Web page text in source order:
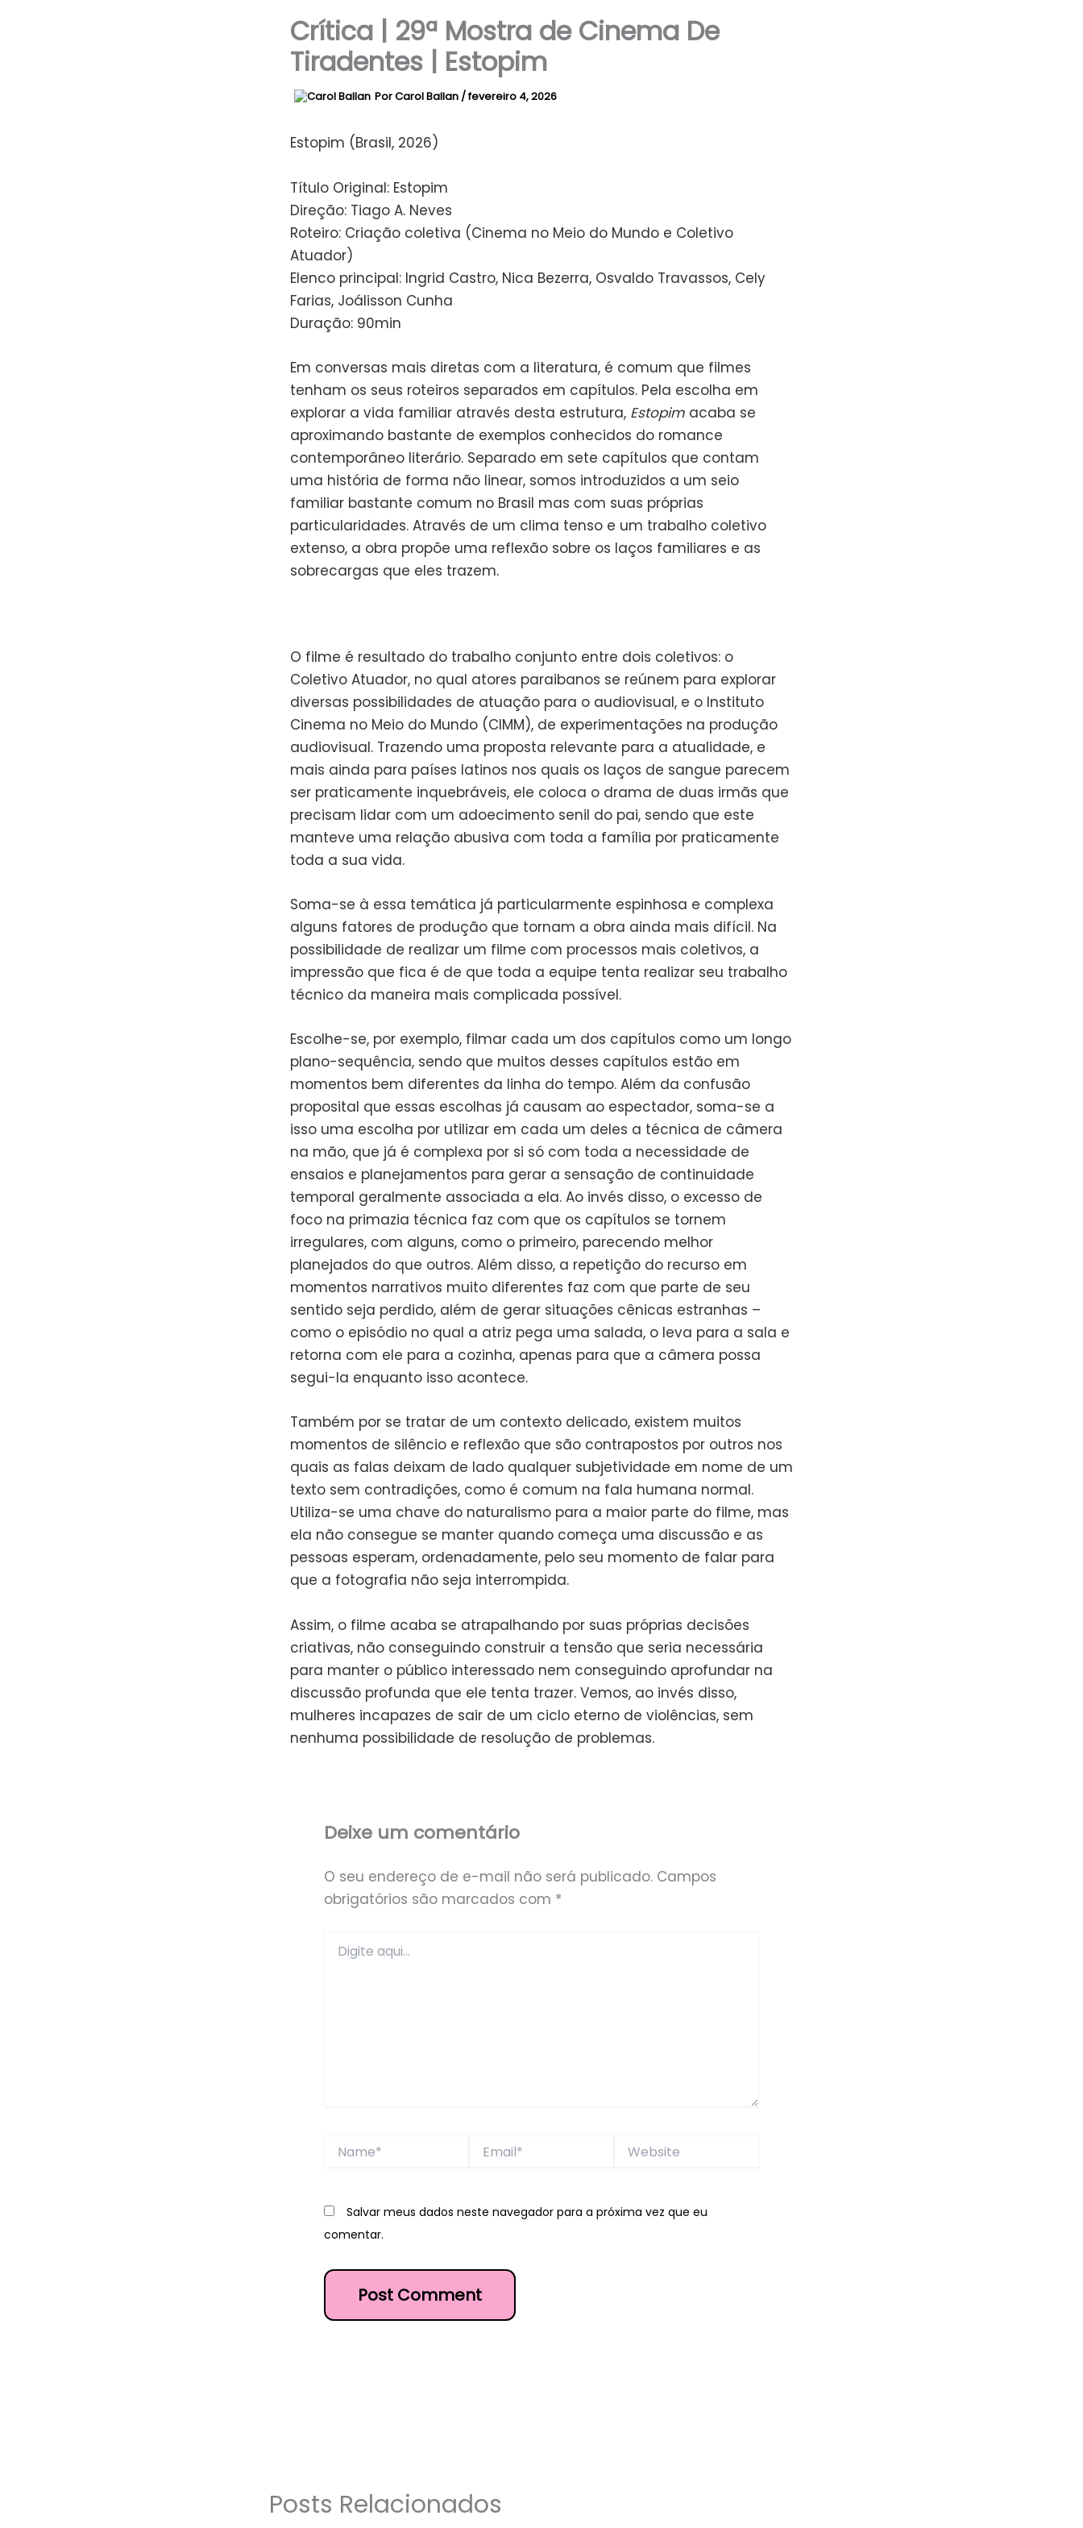
Crítica | 29ª Mostra de Cinema De
Tiradentes | Estopim
PorCarol Ballan /fevereiro 4, 2026
Estopim (Brasil, 2026)
Título Original: Estopim
Direção: Tiago A. Neves
Roteiro: Criação coletiva (Cinema no Meio do Mundo e Coletivo
Atuador)
Elenco principal: Ingrid Castro, Nica Bezerra, Osvaldo Travassos, Cely
Farias, Joálisson Cunha
Duração: 90min
Em conversas mais diretas com a literatura, é comum que filmes
tenham os seus roteiros separados em capítulos. Pela escolha em
explorar a vida familiar através desta estrutura, Estopimacaba se
aproximando bastante de exemplos conhecidos do romance
contemporâneo literário. Separado em sete capítulos que contam
uma história de forma não linear, somos introduzidos a um seio
familiar bastante comum no Brasil mas com suas próprias
particularidades. Através de um clima tenso e um trabalho coletivo
extenso, a obra propõe uma reflexão sobre os laços familiares e as
sobrecargas que eles trazem.
O filme é resultado do trabalho conjunto entre dois coletivos: o
Coletivo Atuador, no qual atores paraibanos se reúnem para explorar
diversas possibilidades de atuação para o audiovisual, e o Instituto
Cinema no Meio do Mundo (CIMM), de experimentações na produção
audiovisual. Trazendo uma proposta relevante para a atualidade, e
mais ainda para países latinos nos quais os laços de sangue parecem
ser praticamente inquebráveis, ele coloca o drama de duas irmãs que
precisam lidar com um adoecimento senil do pai, sendo que este
manteve uma relação abusiva com toda a família por praticamente
toda a sua vida.
Soma-se à essa temática já particularmente espinhosa e complexa
alguns fatores de produção que tornam a obra ainda mais difícil. Na
possibilidade de realizar um filme com processos mais coletivos, a
impressão que fica é de que toda a equipe tenta realizar seu trabalho
técnico da maneira mais complicada possível.
Escolhe-se, por exemplo, filmar cada um dos capítulos como um longo
plano-sequência, sendo que muitos desses capítulos estão em
momentos bem diferentes da linha do tempo. Além da confusão
proposital que essas escolhas já causam ao espectador, soma-se a
isso uma escolha por utilizar em cada um deles a técnica de câmera
na mão, que já é complexa por si só com toda a necessidade de
ensaios e planejamentos para gerar a sensação de continuidade
temporal geralmente associada a ela. Ao invés disso, o excesso de
foco na primazia técnica faz com que os capítulos se tornem
irregulares, com alguns, como o primeiro, parecendo melhor
planejados do que outros. Além disso, a repetição do recurso em
momentos narrativos muito diferentes faz com que parte de seu
sentido seja perdido, além de gerar situações cênicas estranhas –
como o episódio no qual a atriz pega uma salada, o leva para a sala e
retorna com ele para a cozinha, apenas para que a câmera possa
segui-la enquanto isso acontece.
Também por se tratar de um contexto delicado, existem muitos
momentos de silêncio e reflexão que são contrapostos por outros nos
quais as falas deixam de lado qualquer subjetividade em nome de um
texto sem contradições, como é comum na fala humana normal.
Utiliza-se uma chave do naturalismo para a maior parte do filme, mas
ela não consegue se manter quando começa uma discussão e as
pessoas esperam, ordenadamente, pelo seu momento de falar para
que a fotografia não seja interrompida.
Assim, o filme acaba se atrapalhando por suas próprias decisões
criativas, não conseguindo construir a tensão que seria necessária
para manter o público interessado nem conseguindo aprofundar na
discussão profunda que ele tenta trazer. Vemos, ao invés disso,
mulheres incapazes de sair de um ciclo eterno de violências, sem
nenhuma possibilidade de resolução de problemas.
Deixe um comentário
O seu endereço de e-mail não será publicado. Campos
obrigatórios são marcados com *
aqui...
Website
Salvar meus dados neste navegador para a próxima vez que eu
comentar.
Posts Relacionados